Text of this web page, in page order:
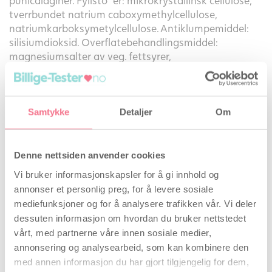
Samtykke Detaljer Om
Denne nettsiden anvender cookies
Vi bruker informasjonskapsler for å gi innhold og
annonser et personlig preg, for å levere sosiale
mediefunksjoner og for å analysere trafikken vår. Vi deler
dessuten informasjon om hvordan du bruker nettstedet
vårt, med partnerne våre innen sosiale medier,
annonsering og analysearbeid, som kan kombinere den
med annen informasjon du har gjort tilgjengelig for dem,
tverrbundet natrium caboxymethylcellulose,
natriumkarboksymetylcellulose. Antiklumpemiddel:
silisiumdioksid. Overflatebehandlingsmiddel:
magnesiumsalter av veg. fettsyrer,
hydroksypropylmetylcellulose, polyethylenglycol.
Dosering:2 tabletter morgen og 2 tabletter kveld i
forbindelse med måltid. Tas i kombinasjon med
PUNALPIN® GALANGA.
Den anbefalte daglige dosen bør ikke overskrides.
Kosttilskudd bør ikke tas som erstatning for et variert
kosthold. Oppbevares tørt og ikke for varmt og
utilgjengelig for barn.
Patentert produkt
Punalpin er produsert av det danske selskapet